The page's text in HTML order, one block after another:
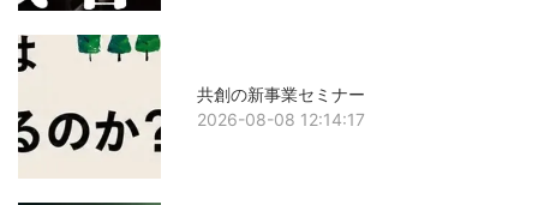
共創の新事業セミナー
2026-08-08 12:14:17